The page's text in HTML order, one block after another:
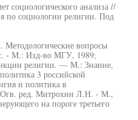
социологического анализа //
по социологии религии. Под
вопросы
- М.: Изд-во МГУ, 1989;
религии. — М.: Знание,
3 российской
и политика в
Огв. ред. Митрохин Л.Н. - М.,
на пороге третьего